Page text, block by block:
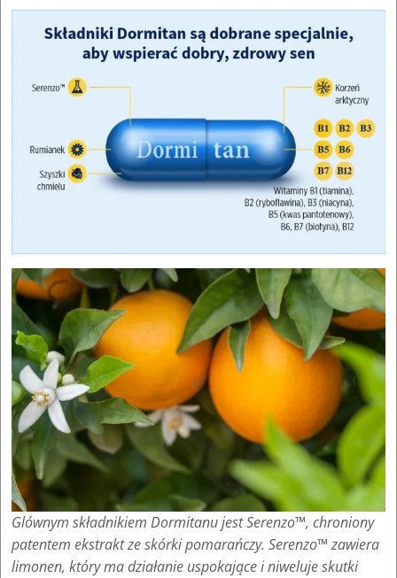
Glównym składnikiem Dormitanu jest Serenzo™, chroniony
patentem ekstrakt ze skórki pomarańczy. Serenzo™ zawiera
limonen, który ma działanie uspokające i niweluje skutki